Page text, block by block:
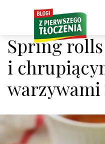
Spring
i